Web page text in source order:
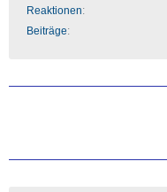
Reaktionen
Beiträge